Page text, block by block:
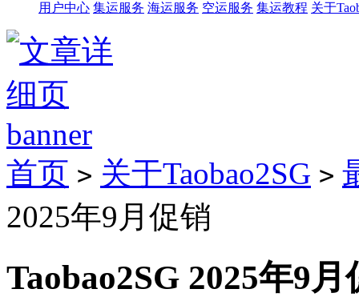
用户中心 集运服务 海运服务 空运服务 集运教程 关于
首页 > 关于Taobao2SG >
2025年9月促销
Taobao2SG 2025年9月